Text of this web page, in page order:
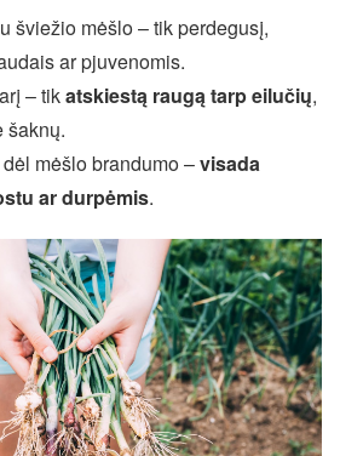
šviežio mėšlo – tik perdegusį,
ar pjuvenomis.
– tikatskiestą raugą tarp eilučių,
šaknų.
mėšlo brandumo –visada
ar durpėmis.